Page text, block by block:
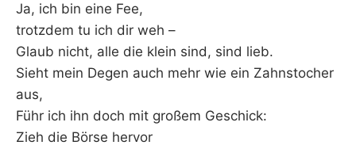
Ja, ich bin eine Fee,
trotzdem tu ich dir weh –
Glaub nicht, alle die klein sind, sind lieb.
Sieht mein Degen auch mehr wie ein Zahnstocher
aus,
Führ ich ihn doch mit großem Geschick:
Zieh die Börse hervor